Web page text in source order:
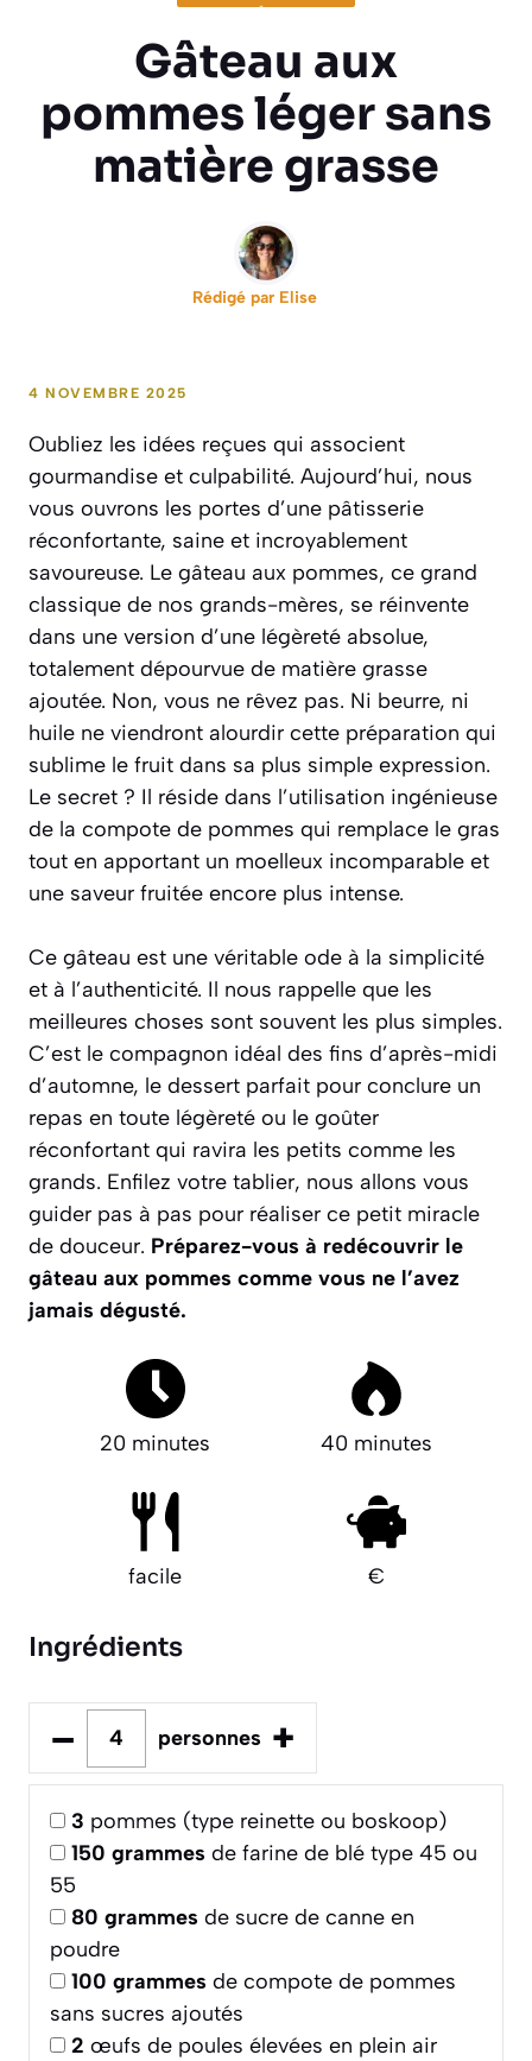
Gâteau aux
pommes léger sans
matière grasse
Rédigé par Elise
4 NOVEMBRE 2025
Oubliez les idées reçues qui associent
gourmandise et culpabilité. Aujourd’hui, nous
vous ouvrons les portes d’une pâtisserie
réconfortante, saine et incroyablement
savoureuse. Le gâteau aux pommes, ce grand
classique de nos grands-mères, se réinvente
dans une version d’une légèreté absolue,
totalement dépourvue de matière grasse
ajoutée. Non, vous ne rêvez pas. Ni beurre, ni
huile ne viendront alourdir cette préparation qui
sublime le fruit dans sa plus simple expression.
Le secret ? Il réside dans l’utilisation ingénieuse
de la compote de pommes qui remplace le gras
tout en apportant un moelleux incomparable et
une saveur fruitée encore plus intense.
Ce gâteau est une véritable ode à la simplicité
et à l’authenticité. Il nous rappelle que les
meilleures choses sont souvent les plus simples.
C’est le compagnon idéal des fins d’après-midi
d’automne, le dessert parfait pour conclure un
repas en toute légèreté ou le goûter
réconfortant qui ravira les petits comme les
grands. Enfilez votre tablier, nous allons vous
guider pas à pas pour réaliser ce petit miracle
de douceur. Préparez-vous à redécouvrir le
gâteau aux pommes comme vous ne l’avez
jamais dégusté.
20 minutes 40 minutes
facile €
Ingrédients
– personnes +
3 pommes (type reinette ou boskoop)
150 grammes de farine de blé type 45 ou
55
80 grammes de sucre de canne en
poudre
100 grammes de compote de pommes
sans sucres ajoutés
2 œufs de poules élevées en plein air